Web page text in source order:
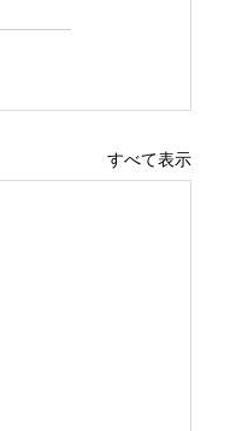
すべて表示